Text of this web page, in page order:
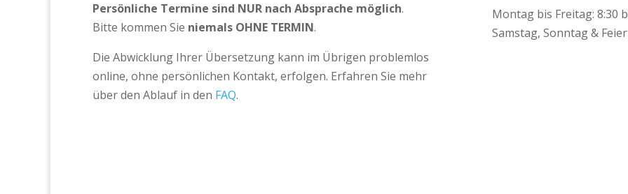
Persönliche Termine sind NUR nach Absprache möglich.
Bitte kommen Sie niemals OHNE TERMIN.
Die Abwicklung Ihrer Übersetzung kann im Übrigen problemlos
online, ohne persönlichen Kontakt, erfolgen. Erfahren Sie mehr
über den Ablauf in den FAQ.
Montag bis Freitag: 8:30
Samstag, Sonntag &